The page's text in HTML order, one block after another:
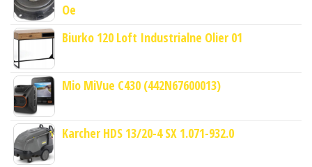
Oe
Biurko 120 Loft Industrialne Olier 01
Mio MiVue C430 (442N67600013)
Karcher HDS 13/20-4 SX 1.071-932.0